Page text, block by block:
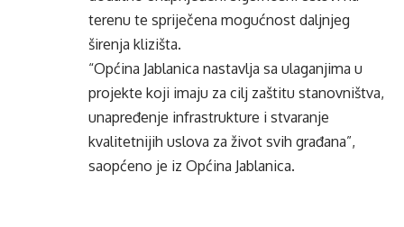
terenu te spriječena mogućnost daljnjeg
širenja klizišta.
“Općina Jablanica nastavlja sa ulaganjima u
projekte koji imaju za cilj zaštitu stanovništva,
unapređenje infrastrukture i stvaranje
kvalitetnijih uslova za život svih građana”,
saopćeno je iz Općina Jablanica.